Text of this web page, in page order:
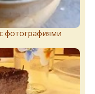
фотографиями